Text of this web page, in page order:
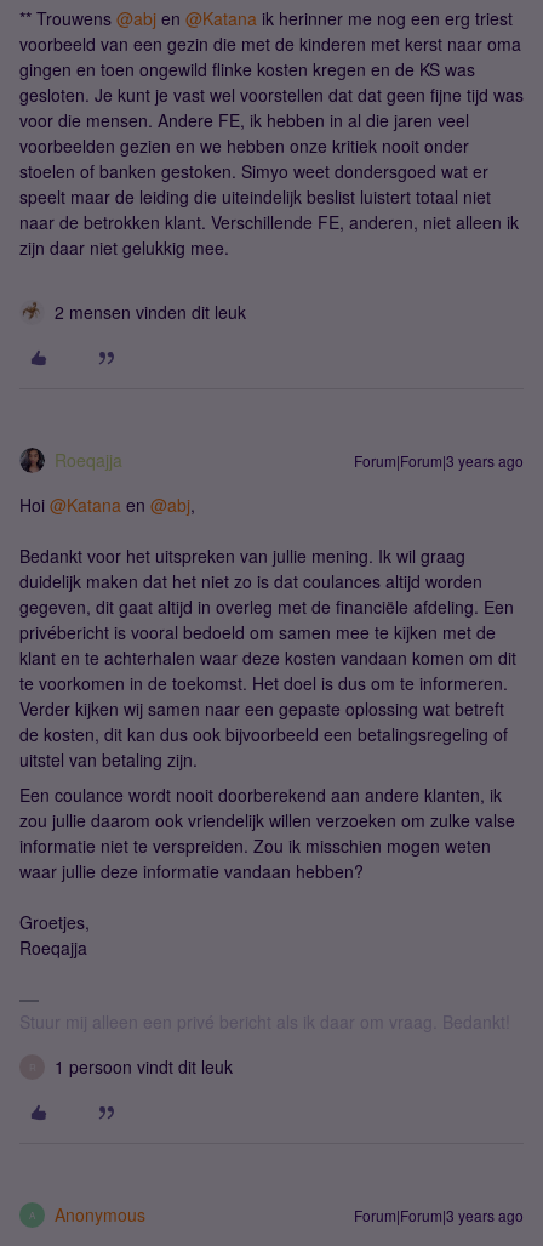
** Trouwens @abj en @Katana ik herinner me nog een erg triest
voorbeeld van een gezin die met de kinderen met kerst naar oma
gingen en toen ongewild flinke kosten kregen en de KS was
gesloten. Je kunt je vast wel voorstellen dat dat geen fijne tijd was
voor die mensen. Andere FE, ik hebben in al die jaren veel
voorbeelden gezien en we hebben onze kritiek nooit onder
stoelen of banken gestoken. Simyo weet dondersgoed wat er
speelt maar de leiding die uiteindelijk beslist luistert totaal niet
naar de betrokken klant. Verschillende FE, anderen, niet alleen ik
zijn daar niet gelukkig mee.
2 mensen vinden dit leuk
Roeqajja Forum|Forum|3 years ago
Hoi @Katana en @abj,
Bedankt voor het uitspreken van jullie mening. Ik wil graag
duidelijk maken dat het niet zo is dat coulances altijd worden
gegeven, dit gaat altijd in overleg met de financiële afdeling. Een
privébericht is vooral bedoeld om samen mee te kijken met de
klant en te achterhalen waar deze kosten vandaan komen om dit
te voorkomen in de toekomst. Het doel is dus om te informeren.
Verder kijken wij samen naar een gepaste oplossing wat betreft
de kosten, dit kan dus ook bijvoorbeeld een betalingsregeling of
uitstel van betaling zijn.
Een coulance wordt nooit doorberekend aan andere klanten, ik
zou jullie daarom ook vriendelijk willen verzoeken om zulke valse
informatie niet te verspreiden. Zou ik misschien mogen weten
waar jullie deze informatie vandaan hebben?
Groetjes,
Roeqajja
Stuur mij alleen een privé bericht als ik daar om vraag. Bedankt!
1 persoon vindt dit leuk
A Anonymous Forum|Forum|3 years ago